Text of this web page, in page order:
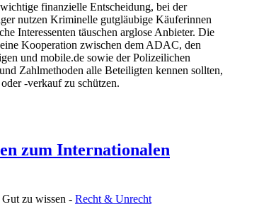
finanzielle Entscheidung, bei der
nutzen Kriminelle gutgläubige Käuferinnen
Interessenten täuschen arglose Anbieter. Die
Kooperation zwischen dem ADAC, den
und mobile.de sowie der Polizeilichen
Zahlmethoden alle Beteiligten kennen sollten,
-verkauf zu schützen.
zum Internationalen
Gut zu wissen - Recht & Unrecht